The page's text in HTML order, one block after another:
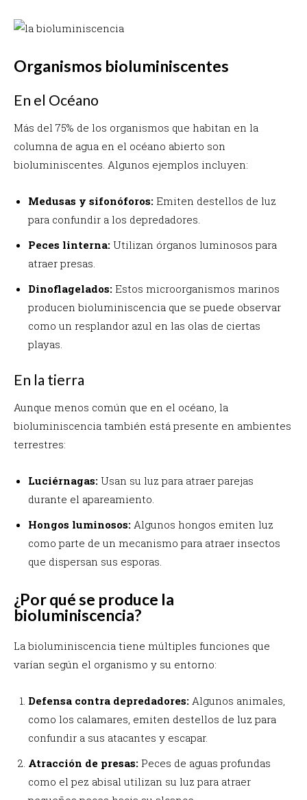
Organismos bioluminiscentes
En el Océano
Más del 75% de los organismos que habitan en la
columna de agua en el océano abierto son
bioluminiscentes. Algunos ejemplos incluyen:
Medusas y sifonóforos: Emiten destellos de luz
para confundir a los depredadores.
Peces linterna: Utilizan órganos luminosos para
atraer presas.
Dinoflagelados: Estos microorganismos marinos
producen bioluminiscencia que se puede observar
como un resplandor azul en las olas de ciertas
playas.
En la tierra
Aunque menos común que en el océano, la
bioluminiscencia también está presente en ambientes
terrestres:
Luciérnagas: Usan su luz para atraer parejas
durante el apareamiento.
Hongos luminosos: Algunos hongos emiten luz
como parte de un mecanismo para atraer insectos
que dispersan sus esporas.
¿Por qué se produce la
bioluminiscencia?
La bioluminiscencia tiene múltiples funciones que
varían según el organismo y su entorno:
Defensa contra depredadores: Algunos animales,
como los calamares, emiten destellos de luz para
confundir a sus atacantes y escapar.
Atracción de presas: Peces de aguas profundas
como el pez abisal utilizan su luz para atraer